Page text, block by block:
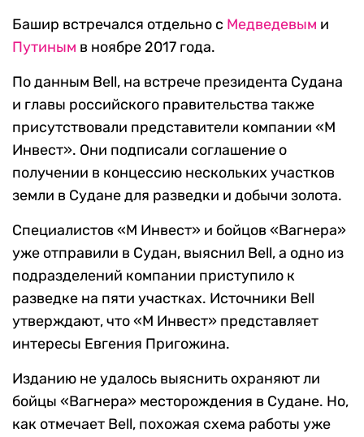
Башир встречался отдельно с Медведевым и
Путиным в ноябре 2017 года.
По данным Bell, на встрече президента Судана
и главы российского правительства также
присутствовали представители компании «М
Инвест». Они подписали соглашение о
получении в концессию нескольких участков
земли в Судане для разведки и добычи золота.
Специалистов «М Инвест» и бойцов «Вагнера»
уже отправили в Судан, выяснил Bell, а одно из
подразделений компании приступило к
разведке на пяти участках. Источники Bell
утверждают, что «М Инвест» представляет
интересы Евгения Пригожина.
Изданию не удалось выяснить охраняют ли
бойцы «Вагнера» месторождения в Судане. Но,
как отмечает Bell, похожая схема работы уже